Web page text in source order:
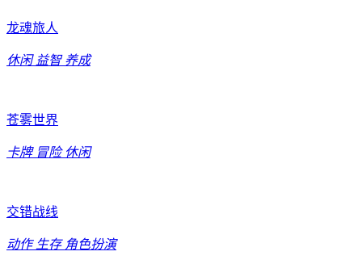
龙魂旅人
休闲 益智 养成
苍雾世界
卡牌 冒险 休闲
交错战线
动作 生存 角色扮演